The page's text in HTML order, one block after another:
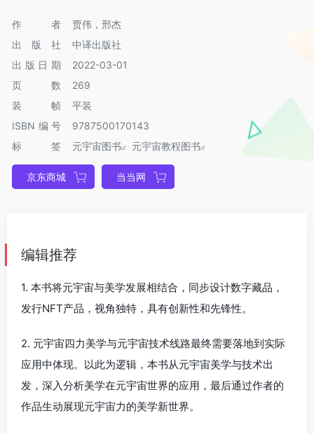
作者
贾伟，邢杰
出版社
中译出版社
出版日期
2022-03-01
页数
269
装帧
平装
ISBN编号
9787500170143
标签
元宇宙图书 元宇宙教程图书
京东商城 当当网
编辑推荐
1. 本书将元宇宙与美学发展相结合，同步设计数字藏品，
发行NFT产品，视角独特，具有创新性和先锋性。
2. 元宇宙四力美学与元宇宙技术线路最终需要落地到实际
应用中体现。以此为逻辑，本书从元宇宙美学与技术出
发，深入分析美学在元宇宙世界的应用，最后通过作者的
作品生动展现元宇宙力的美学新世界。